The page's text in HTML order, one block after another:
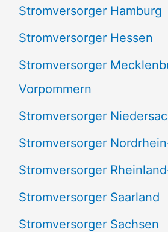
Stromversorger Hamburg
Stromversorger Hessen
Stromversorger
Vorpommern
Stromversorger
Stromversorger
Stromversorger
Stromversorger Saarland
Stromversorger Sachsen